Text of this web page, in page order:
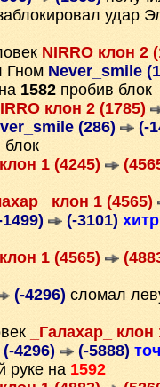
удар
NIRRO клон 2
Гном Never_smile
1582 пробив блок
клон 2 (1785)
(286)
(-
блок
1 (4245)
клон 1 (4565)
(-3101)
1 (4565)
(-4296) сломал
_Галахар_
4296) (-5888)
руке на 1592